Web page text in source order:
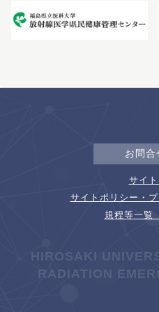
お問合
サイ
サイトポリシー・
規程等一覧
HIROSAKI
RADIATION